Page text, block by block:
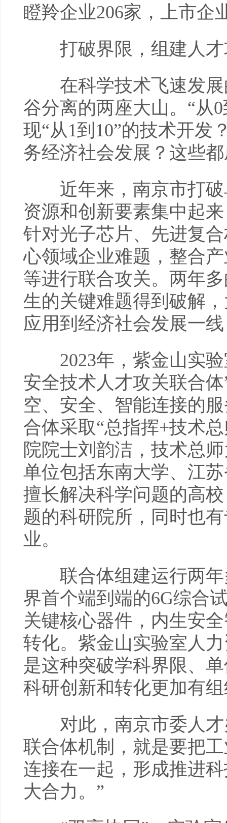
瞪羚企业206家，上市企
打破界限，组建人才
在科学技术飞速发展
谷分离的两座大山。“从
现“从1到10”的技术开发
务经济社会发展？这些
近年来，南京市打破
资源和创新要素集中起
针对光子芯片、先进复
心领域企业难题，整合
等进行联合攻关。两年
生的关键难题得到破解
应用到经济社会发展一
2023年，紫金山实验
安全技术人才攻关联合
空、安全、智能连接的
合体采取“总指挥+技术
院院士刘韵洁，技术总
单位包括东南大学、江
擅长解决科学问题的高
题的科研院所，同时也
业。
联合体组建运行两年
界首个端到端的6G综合
关键核心器件，内生安
转化。紫金山实验室人
是这种突破学科界限、
科研创新和转化更加有
对此，南京市委人才
联合体机制，就是要把
连接在一起，形成推进
大合力。”